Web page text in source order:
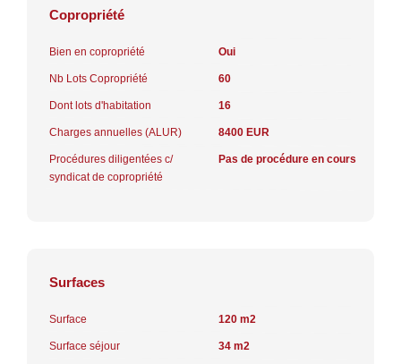
Copropriété
Bien en copropriété Oui
Nb Lots Copropriété 60
Dont lots d'habitation 16
Charges annuelles (ALUR) 8400 EUR
Procédures diligentées c/
syndicat de copropriété
Pas de procédure en cours
Surfaces
Surface 120 m2
Surface séjour 34 m2